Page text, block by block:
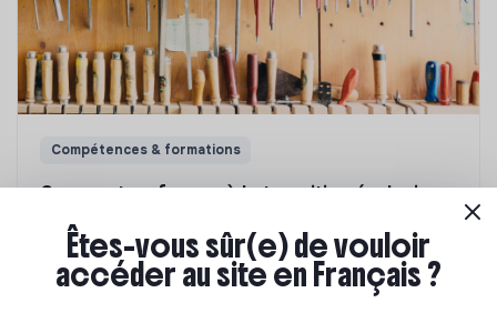
Compétences & formations
Comment se former à la transition écologique
Marianne Roussel•09 janvier 2024
Êtes-vous sûr(e) de vouloir
accéder au site en Français ?